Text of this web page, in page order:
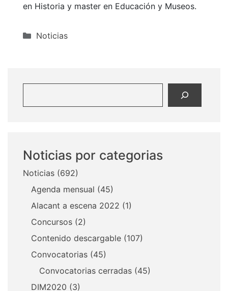
en Historia y master en Educación y Museos.
Categorías
Noticias
Noticias por categorias
Noticias (692)
Agenda mensual (45)
Alacant a escena 2022 (1)
Concursos (2)
Contenido descargable (107)
Convocatorias (45)
Convocatorias cerradas (45)
DIM2020 (3)